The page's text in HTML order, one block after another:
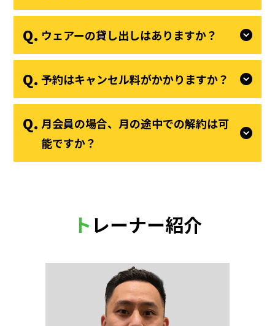
ウェアーの貸し出しはありますか？
予約はキャンセル料がかかりますか？
月会員の場合、月の途中での解約は可
能ですか？
トレーナー紹介